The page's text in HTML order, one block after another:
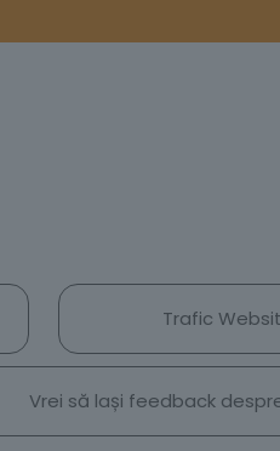
Trafic
Vrei să lași feedback